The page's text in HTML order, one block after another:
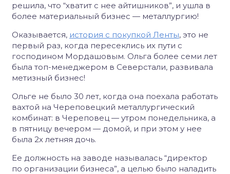
решила, что “хватит с нее айтишников”, и ушла в
более материальный бизнес — металлургию!
Оказывается, история с покупкой Ленты, это не
первый раз, когда пересеклись их пути с
господином Мордашовым. Ольга более семи лет
была топ-менеджером в Северстали, развивала
метизный бизнес!
Ольге не было 30 лет, когда она поехала работать
вахтой на Череповецкий металлургический
комбинат: в Череповец — утром понедельника, а
в пятницу вечером — домой, и при этом у нее
была 2х летняя дочь.
Ее должность на заводе называлась “директор
по организации бизнеса”, а целью было наладить